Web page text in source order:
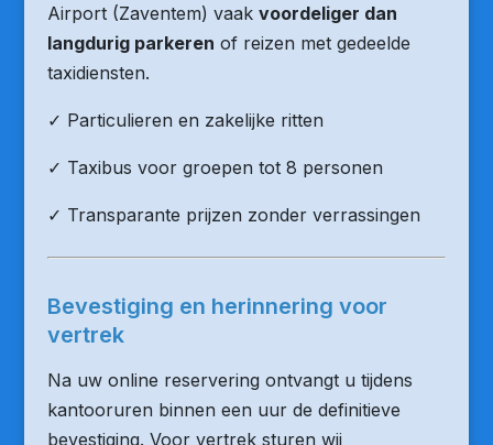
Airport (Zaventem) vaak voordeliger dan
langdurig parkeren of reizen met gedeelde
taxidiensten.
✓ Particulieren en zakelijke ritten
✓ Taxibus voor groepen tot 8 personen
✓ Transparante prijzen zonder verrassingen
Bevestiging en herinnering voor
vertrek
Na uw online reservering ontvangt u tijdens
kantooruren binnen een uur de definitieve
bevestiging. Voor vertrek sturen wij